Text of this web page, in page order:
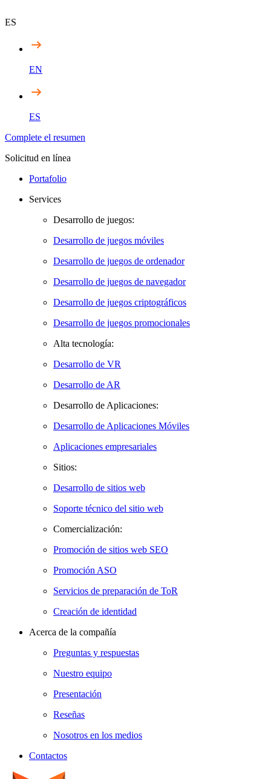
ES
EN
ES
Complete el resumen
Solicitud en línea
Portafolio
Services
Desarrollo de juegos:
Desarrollo de juegos móviles
Desarrollo de juegos de ordenador
Desarrollo de juegos de navegador
Desarrollo de juegos criptográficos
Desarrollo de juegos promocionales
Alta tecnología:
Desarrollo de VR
Desarrollo de AR
Desarrollo de Aplicaciones:
Desarrollo de Aplicaciones Móviles
Aplicaciones empresariales
Sitios:
Desarrollo de sitios web
Soporte técnico del sitio web
Comercialización:
Promoción de sitios web SEO
Promoción ASO
Servicios de preparación de ToR
Creación de identidad
Acerca de la compañía
Preguntas y respuestas
Nuestro equipo
Presentación
Reseñas
Nosotros en los medios
Contactos